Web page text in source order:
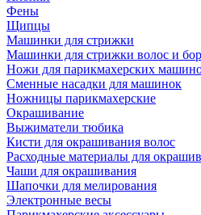
Фены
Щипцы
Машинки для стрижки
Машинки для стрижки волос и
Ножи для парикмахерских
Сменные насадки для машинок
Ножницы парикмахерские
Окрашивание
Выжиматели тюбика
Кисти для окрашивания волос
Расходные материалы для
Чаши для окрашивания
Шапочки для мелирования
Электронные весы